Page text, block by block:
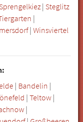
Sprengelkiez | Steglitz
|
| Winsviertel
| Bandelin |
| Teltow |
|